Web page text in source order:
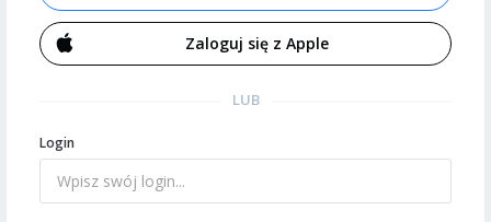
Zaloguj się z Apple
LUB
Login